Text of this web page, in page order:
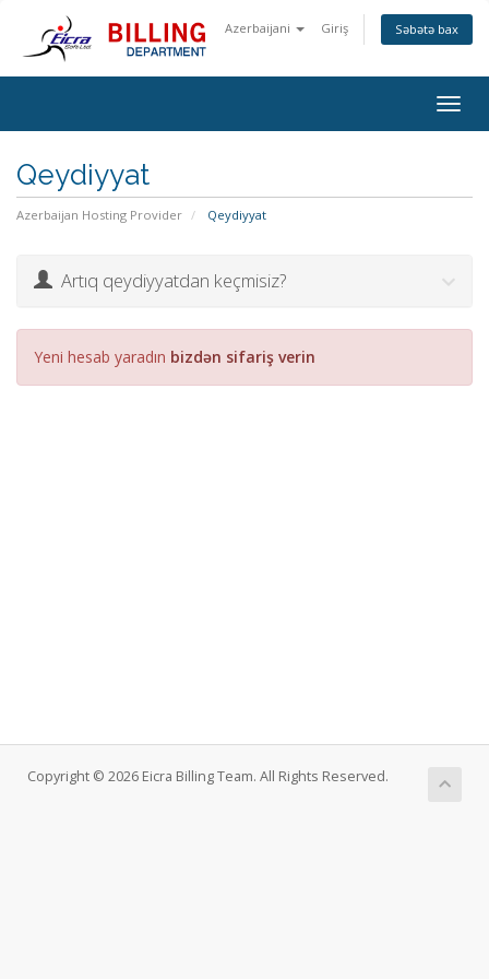
Azerbaijani Giriş Səbətə bax
Qeydiyyat
Azerbaijan Hosting Provider Qeydiyyat
Artıq qeydiyyatdan keçmisiz?
Yeni hesab yaradın bizdən sifariş verin
Copyright © 2026 Eicra Billing Team. All Rights Reserved.